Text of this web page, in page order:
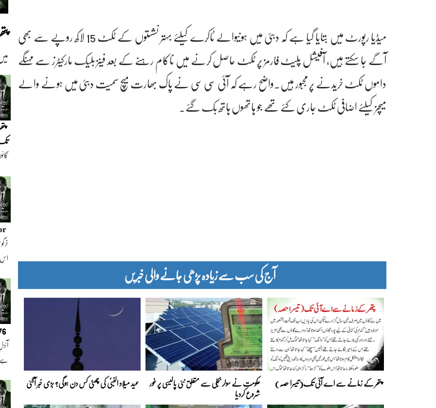
میڈیا رپورٹ میں بتایا گیا ہے کہ دبئی میں ہونیوالے ٹاکرے کیلئے بہتر نشستوں کے ٹکٹ 15 لاکھ روپے سے بھی
آگے جا سکتے ہیں، آفیشل پلیٹ فارمز پر ٹکٹ حاصل کرنے میں ناکام رہنے کے بعد فینز بلیک مارکیٹرز سے مہنگے
داموں ٹکٹ خریدنے پر مجبور ہیں۔واضح رہے کہ آئی سی سی نے پاک بھارت میچ سمیت دبئی میں ہونے والے
میچز کیلئے اضافی ٹکٹ جاری کئے تھے جو ہاتھوں ہاتھ بک گئے۔
آج کی سب سے زیادہ پڑھی جانے والی خبریں
پتھر کے زمانے سے اے آئی تک(تیسرا حصہ) حکومت نے سولر بجلی سے متعلق نئی پالیسی پر غور
شروع کردیا
عید میلاد النبیؐ کی چھٹی کس دن ہوگی؟ بڑی خبر آگئی